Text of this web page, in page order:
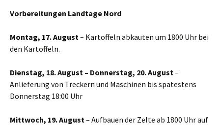
Vorbereitungen Landtage Nord
Montag, 17. August– Kartoffeln abkauten um 1800 Uhr bei
den Kartoffeln.
Dienstag, 18. August – Donnerstag, 20. August–
Anlieferung von Treckern und Maschinen bis spätestens
Donnerstag 18:00 Uhr
Mittwoch, 19. August– Aufbauen der Zelte ab 1800 Uhr auf